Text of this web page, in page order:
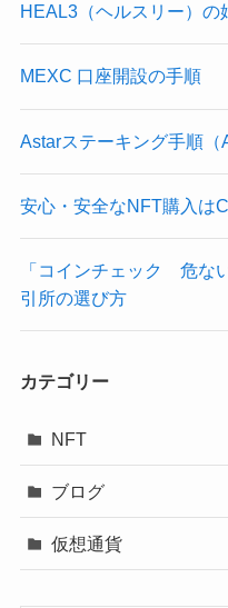
HEAL3（ヘルスリー）の
MEXC 口座開設の手順
Astarステーキング手順（
安心・安全なNFT購入は
「コインチェック 危
引所の選び方
カテゴリー
NFT
ブログ
仮想通貨